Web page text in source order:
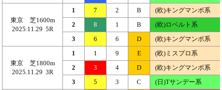
東京 芝1600m
2025.11.29 5R
1 7 2 B (欧)キングマンボ系
2 8 1 B (欧)ロベルト系
3 6 6 D (欧)キングマンボ系
東京 芝1800m
2025.11.29 3R
1 1 9 E (欧)ミスプロ系
2 3 4 D (欧)キングマンボ系
3 5 3 C (日)Tサンデー系